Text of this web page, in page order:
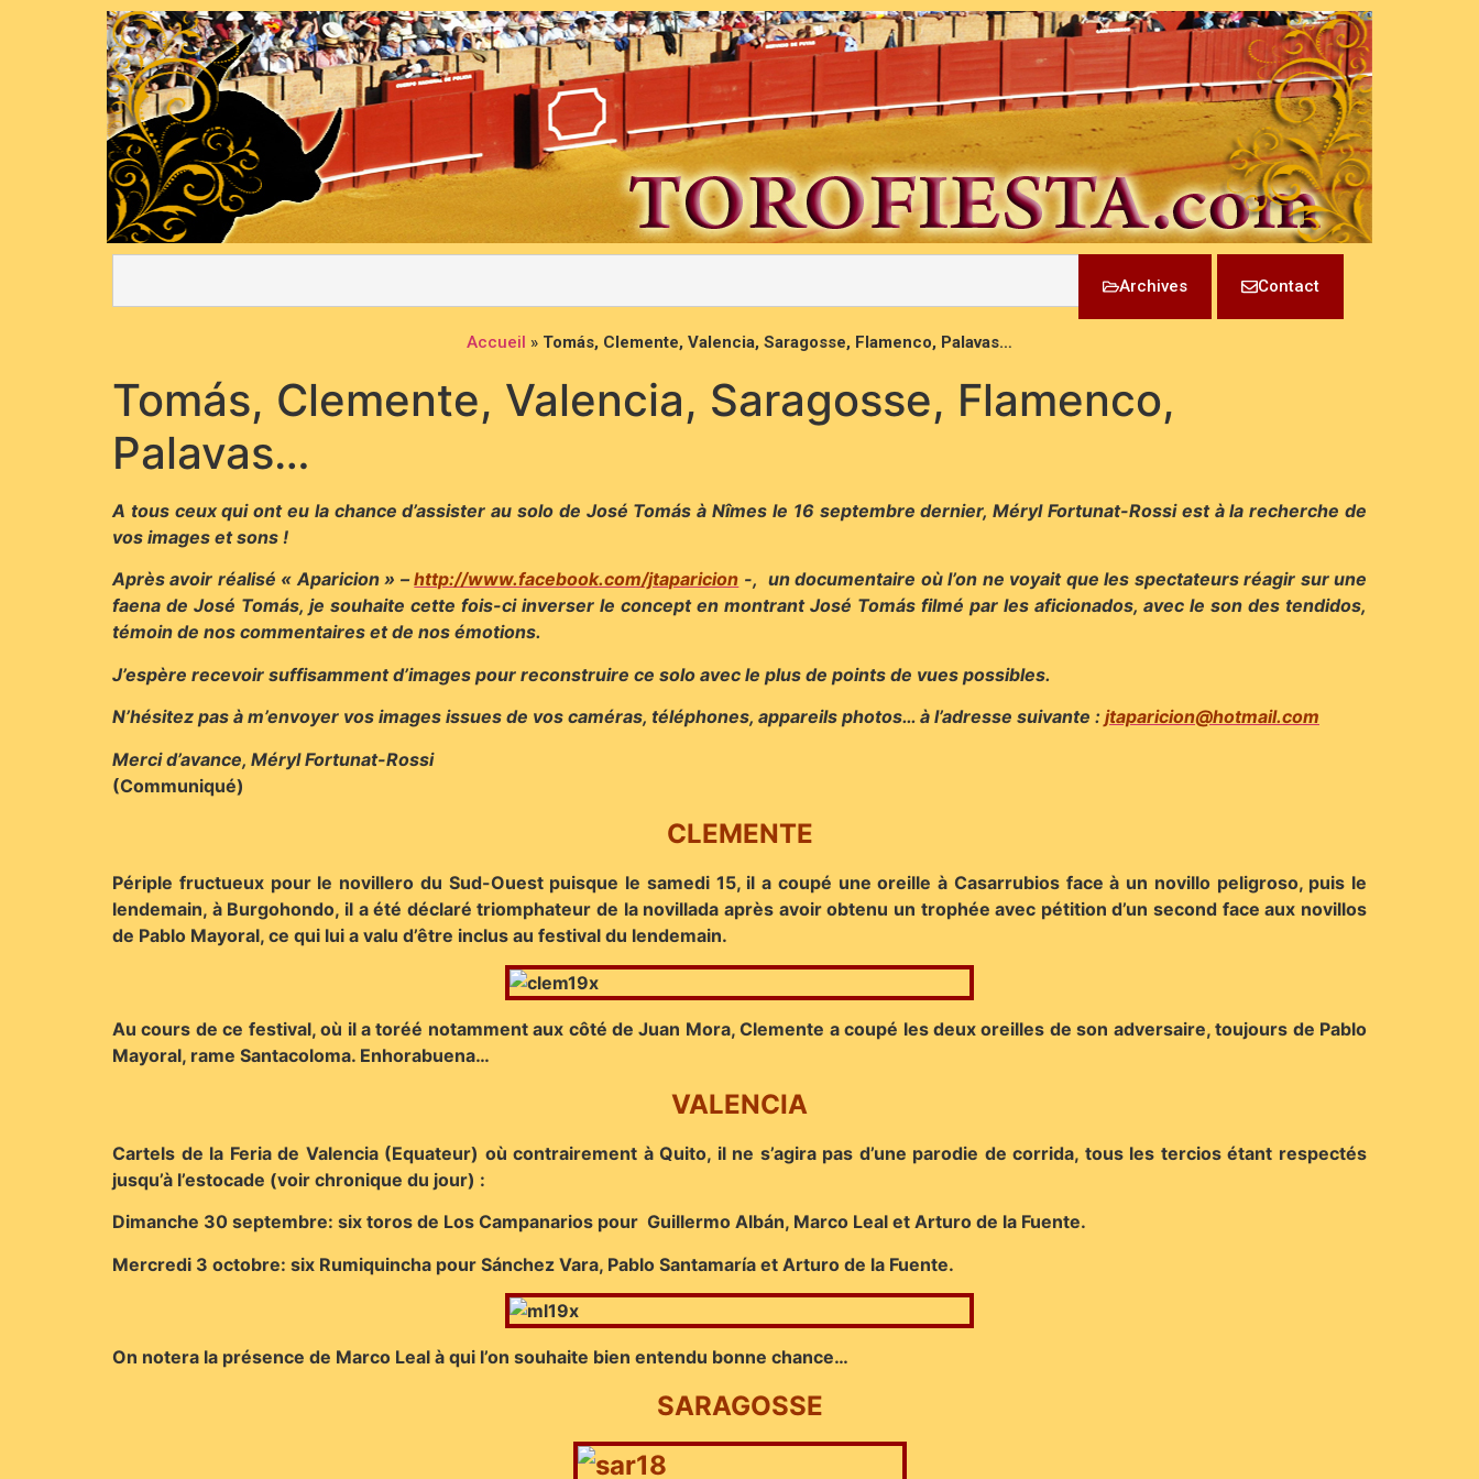
Archives Contact
Accueil » Tomás, Clemente, Valencia, Saragosse, Flamenco, Palavas…
Tomás, Clemente, Valencia, Saragosse, Flamenco,
Palavas…
A tous ceux qui ont eu la chance d’assister au solo de José Tomás à Nîmes le 16 septembre dernier, Méryl Fortunat-Rossi est à la recherche de
vos images et sons !
Après avoir réalisé « Aparicion » –http://www.facebook.com/jtaparicion -, un documentaire où l’on ne voyait que les spectateurs réagir sur une
faena de José Tomás, je souhaite cette fois-ci inverser le concept en montrant José Tomás filmé par les aficionados, avec le son des tendidos,
témoin de nos commentaires et de nos émotions.
J’espère recevoir suffisamment d’images pour reconstruire ce solo avec le plus de points de vues possibles.
N’hésitez pas à m’envoyer vos images issues de vos caméras, téléphones, appareils photos… à l’adresse suivante : jtaparicion@hotmail.com
Merci d’avance, Méryl Fortunat-Rossi
(Communiqué)
CLEMENTE
Périple fructueux pour le novillero du Sud-Ouest puisque le samedi 15, il a coupé une oreille à Casarrubios face à un novillo peligroso, puis le
lendemain, à Burgohondo, il a été déclaré triomphateur de la novillada après avoir obtenu un trophée avec pétition d’un second face aux novillos
de Pablo Mayoral, ce qui lui a valu d’être inclus au festival du lendemain.
Au cours de ce festival, où il a toréé notamment aux côté de Juan Mora, Clemente a coupé les deux oreilles de son adversaire, toujours de Pablo
Mayoral, rame Santacoloma. Enhorabuena…
VALENCIA
Cartels de la Feria de Valencia (Equateur) où contrairement à Quito, il ne s’agira pas d’une parodie de corrida, tous les tercios étant respectés
jusqu’à l’estocade (voir chronique du jour) :
Dimanche 30 septembre: six toros de Los Campanarios pour Guillermo Albán, Marco Leal et Arturo de la Fuente.
Mercredi 3 octobre: six Rumiquincha pour Sánchez Vara, Pablo Santamaría et Arturo de la Fuente.
On notera la présence de Marco Leal à qui l’on souhaite bien entendu bonne chance…
SARAGOSSE